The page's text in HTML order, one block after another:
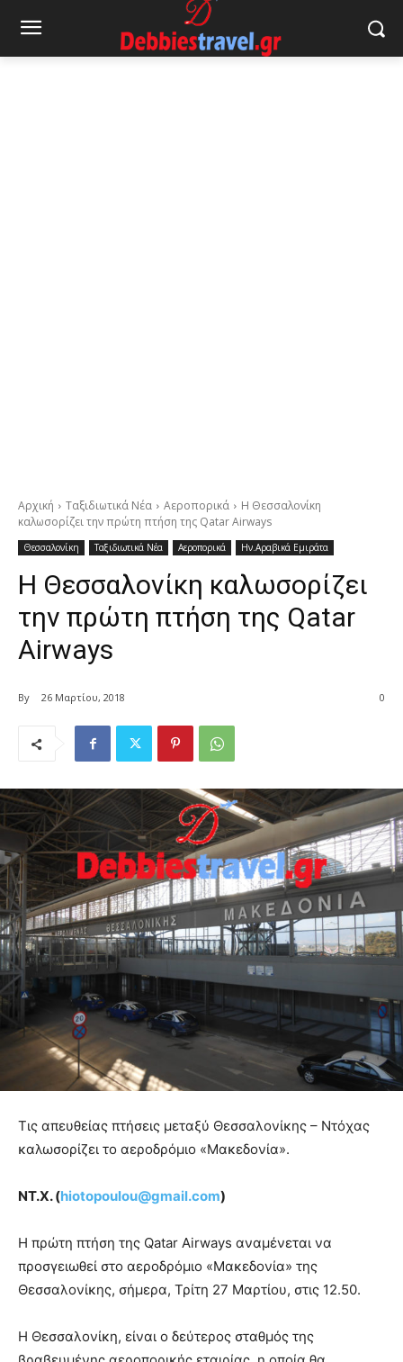
Αρχική Ταξιδιωτικά Νέα Αεροπορικά
Η Θεσσαλονίκη
καλωσορίζει την πρώτη πτήση της Qatar Airways
Θεσσαλονίκη Ταξιδιωτικά Νέα Αεροπορικά Ην.Αραβικά Εμιράτα
Η Θεσσαλονίκη καλωσορίζει
την πρώτη πτήση της Qatar
Airways
By 26 Μαρτίου, 2018 0
Tις απευθείας πτήσεις μεταξύ Θεσσαλονίκης – Ντόχας
καλωσορίζει το αεροδρόμιο «Μακεδονία».
ΝΤ.Χ. (hiotopoulou@gmail.com)
Η πρώτη πτήση της Qatar Airways αναμένεται να
προσγειωθεί στο αεροδρόμιο «Μακεδονία» της
Θεσσαλονίκης, σήμερα, Τρίτη 27 Μαρτίου, στις 12.50.
Η Θεσσαλονίκη, είναι ο δεύτερος σταθμός της